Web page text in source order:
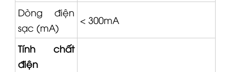
Dòng điện
sạc (mA)
< 300mA
Tính chất
điện